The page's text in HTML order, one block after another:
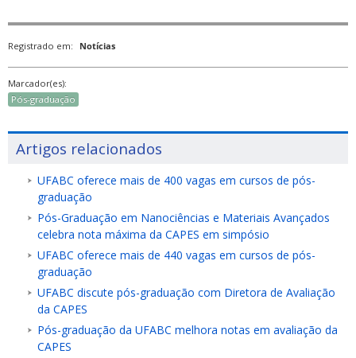
Registrado em: Notícias
Marcador(es):
Pós-graduação
Artigos relacionados
UFABC oferece mais de 400 vagas em cursos de pós-
graduação
Pós-Graduação em Nanociências e Materiais Avançados
celebra nota máxima da CAPES em simpósio
UFABC oferece mais de 440 vagas em cursos de pós-
graduação
UFABC discute pós-graduação com Diretora de Avaliação
da CAPES
Pós-graduação da UFABC melhora notas em avaliação da
CAPES